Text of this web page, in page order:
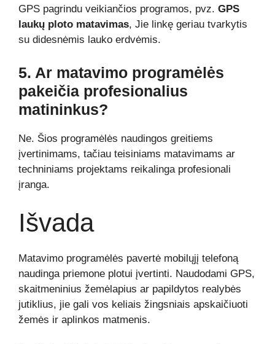
GPS pagrindu veikiančios programos, pvz. GPS
laukų ploto matavimas, Jie linkę geriau tvarkytis
su didesnėmis lauko erdvėmis.
5. Ar matavimo programėlės
pakeičia profesionalius
matininkus?
Ne. Šios programėlės naudingos greitiems
įvertinimams, tačiau teisiniams matavimams ar
techniniams projektams reikalinga profesionali
įranga.
Išvada
Matavimo programėlės pavertė mobilųjį telefoną
naudinga priemone plotui įvertinti. Naudodami GPS,
skaitmeninius žemėlapius ar papildytos realybės
jutiklius, jie gali vos keliais žingsniais apskaičiuoti
žemės ir aplinkos matmenis.